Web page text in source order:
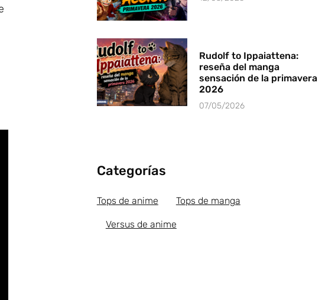
Rudolf to Ippaiattena:
reseña del manga
sensación de la primavera
2026
07/05/2026
Categorías
Tops de anime Tops de manga
Versus de anime